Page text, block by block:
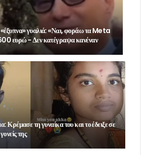
«έξυπνα» γυαλιά: «Ναι, φοράω τα Meta
ευρώ - Δεν κατέγραψα κανέναν
Κρέμασε τη γυναίκα του και το έδειξε σε
της